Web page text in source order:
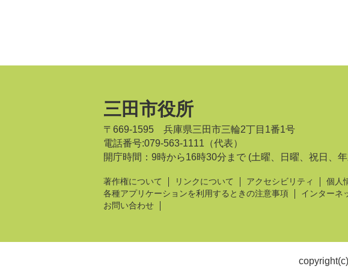
三田市役所
〒669-1595 兵庫県三田市三輪2丁目1番1号
電話番号:079-563-1111（代表）
開庁時間：9時から16時30分まで (土曜、日曜、祝日、
著作権について リンクについて アクセシビリティ
個人
各種アプリケーションを利用するときの注意事項
インターネ
お問い合わせ